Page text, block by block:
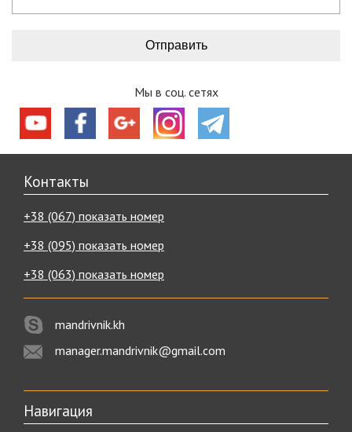
Мы в соц. сетях
Контакты
+38 (067) показать номер
+38 (095) показать номер
+38 (063) показать номер
mandrivnik.kh
manager.mandrivnik@gmail.com
Навигация